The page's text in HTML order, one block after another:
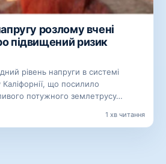
розлому вчені
підвищений ризик
рівень напруги в системі
що посилило
потужного землетрусу…
1 хв читання